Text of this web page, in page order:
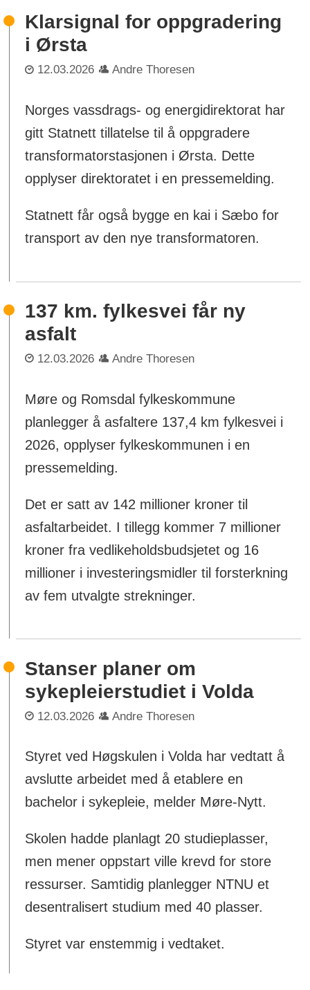
Klarsignal for oppgradering
i Ørsta
12.03.2026 Andre Thoresen
Norges vassdrags- og energidirektorat har
gitt Statnett tillatelse til å oppgradere
transformatorstasjonen i Ørsta. Dette
opplyser direktoratet i en pressemelding.
Statnett får også bygge en kai i Sæbo for
transport av den nye transformatoren.
137 km. fylkesvei får ny
asfalt
12.03.2026 Andre Thoresen
Møre og Romsdal fylkeskommune
planlegger å asfaltere 137,4 km fylkesvei i
2026, opplyser fylkeskommunen i en
pressemelding.
Det er satt av 142 millioner kroner til
asfaltarbeidet. I tillegg kommer 7 millioner
kroner fra vedlikeholdsbudsjetet og 16
millioner i investeringsmidler til forsterkning
av fem utvalgte strekninger.
Stanser planer om
sykepleierstudiet i Volda
12.03.2026 Andre Thoresen
Styret ved Høgskulen i Volda har vedtatt å
avslutte arbeidet med å etablere en
bachelor i sykepleie, melder Møre-Nytt.
Skolen hadde planlagt 20 studieplasser,
men mener oppstart ville krevd for store
ressurser. Samtidig planlegger NTNU et
desentralisert studium med 40 plasser.
Styret var enstemmig i vedtaket.